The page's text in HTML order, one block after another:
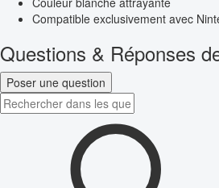
Compatible exclusivement avec
Questions & Réponses
Poser une question